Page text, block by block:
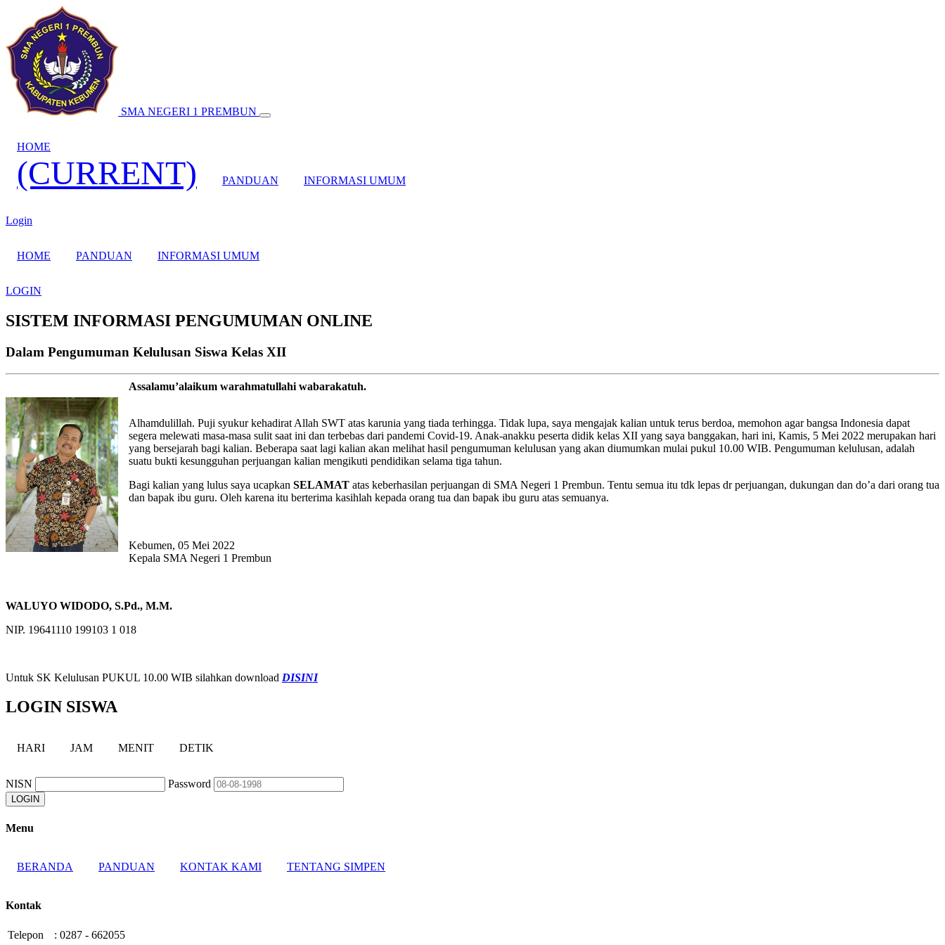
SMA NEGERI 1 PREMBUN
HOME
(CURRENT) PANDUAN INFORMASI UMUM
Login
HOME PANDUAN INFORMASI UMUM
LOGIN
SISTEM INFORMASI PENGUMUMAN ONLINE
Dalam Pengumuman Kelulusan Siswa Kelas XII
Assalamu’alaikum warahmatullahi wabarakatuh.
Alhamdulillah. Puji syukur kehadirat Allah SWT atas karunia yang tiada terhingga. Tidak lupa, saya mengajak kalian untuk terus berdoa, memohon agar bangsa Indonesia dapat
segera melewati masa-masa sulit saat ini dan terbebas dari pandemi Covid-19. Anak-anakku peserta didik kelas XII yang saya banggakan, hari ini, Kamis, 5 Mei 2022 merupakan hari
yang bersejarah bagi kalian. Beberapa saat lagi kalian akan melihat hasil pengumuman kelulusan yang akan diumumkan mulai pukul 10.00 WIB. Pengumuman kelulusan, adalah
suatu bukti kesungguhan perjuangan kalian mengikuti pendidikan selama tiga tahun.
Bagi kalian yang lulus saya ucapkan SELAMAT atas keberhasilan perjuangan di SMA Negeri 1 Prembun. Tentu semua itu tdk lepas dr perjuangan, dukungan dan do’a dari orang tua
dan bapak ibu guru. Oleh karena itu berterima kasihlah kepada orang tua dan bapak ibu guru atas semuanya.
Kebumen, 05 Mei 2022
Kepala SMA Negeri 1 Prembun
WALUYO WIDODO, S.Pd., M.M.
NIP. 19641110 199103 1 018
Untuk SK Kelulusan PUKUL 10.00 WIB silahkan download DISINI
LOGIN SISWA
HARI JAM MENIT DETIK
NISN Password
Menu
BERANDA PANDUAN KONTAK KAMI TENTANG SIMPEN
Kontak
Telepon : 0287 - 662055